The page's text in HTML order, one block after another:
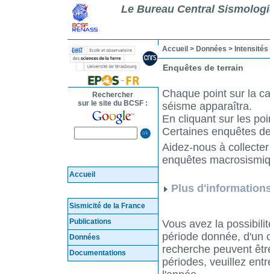
Accueil
Sismicité de la France
Publications
Données
Documentations
Accueil > Données >
Enquêtes de terrain
Chaque point sur la
séisme apparaîtra.
En cliquant sur les
Certaines enquêtes
Aidez-nous à
enquêtes
Plus
Vous avez la
période donnée, d'un
recherche peuvent
périodes, veuillez
Le Bureau Central
Rechercher
sur le site du BCSF :